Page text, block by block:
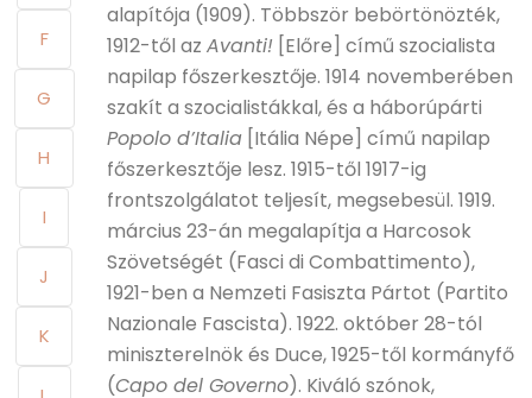
F
G
H
I
J
K
alapítója (1909). Többször bebörtönözték,
1912-től az Avanti! [Előre] című szocialista
napilap főszerkesztője. 1914 novemberében
szakít a szocialistákkal, és a háborúpárti
Popolo d’Italia[Itália Népe] című napilap
főszerkesztője lesz. 1915-től 1917-ig
frontszolgálatot teljesít, megsebesül. 1919.
március 23-án megalapítja a Harcosok
Szövetségét (Fasci di Combattimento),
1921-ben a Nemzeti Fasiszta Pártot (Partito
Nazionale Fascista). 1922. október 28-tól
miniszterelnök és Duce, 1925-től kormányfő
(Capo del Governo). Kiváló szónok,